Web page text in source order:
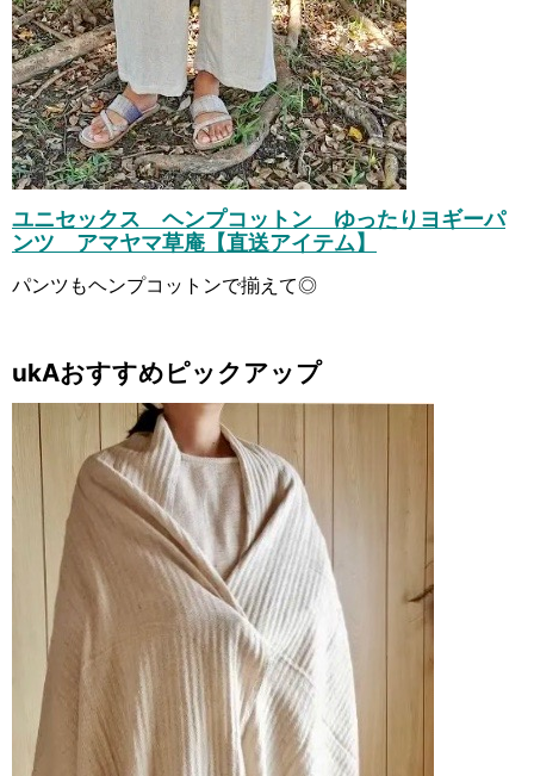
ユニセックス ヘンプコットン ゆったりヨギーパ
ンツ アマヤマ草庵【直送アイテム】
パンツもヘンプコットンで揃えて◎
ukAおすすめピックアップ